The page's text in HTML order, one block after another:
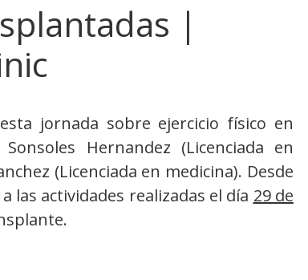
|
jornada sobre ejercicio físico en
Hernandez (Licenciada en
(Licenciada en medicina). Desde
las actividades realizadas el día 29 de